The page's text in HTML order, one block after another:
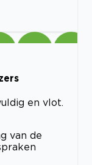
en vlot.
van de